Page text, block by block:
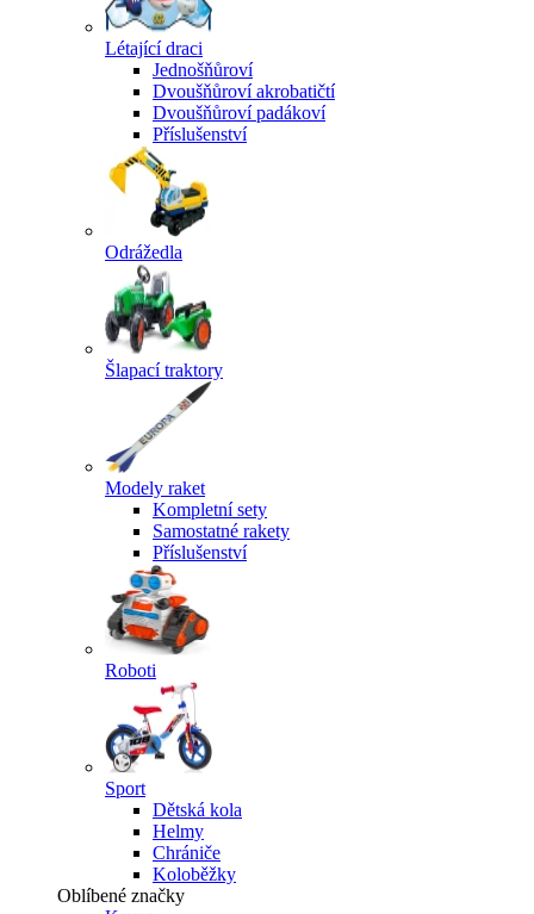
Létající draci
Jednošňůroví
Dvoušňůroví akrobatičtí
Dvoušňůroví padákoví
Příslušenství
Odrážedla
Šlapací traktory
Modely raket
Kompletní sety
Samostatné rakety
Příslušenství
Roboti
Sport
Dětská kola
Helmy
Chrániče
Koloběžky
Oblíbené značky